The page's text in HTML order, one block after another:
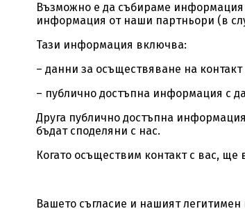
Възможно е да събираме информация
информация от наши партньори (в
Тази информация включва:
– данни за осъществяване на контакт
– публично достъпна информация с
Друга публично достъпна
бъдат споделяни с нас.
Когато осъществим контакт с вас,
Вашето съгласие и нашият легитимен